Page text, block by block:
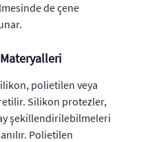
de çene
polietilen veya
Silikon protezler,
şekillendirilebilmeleri
Polietilen